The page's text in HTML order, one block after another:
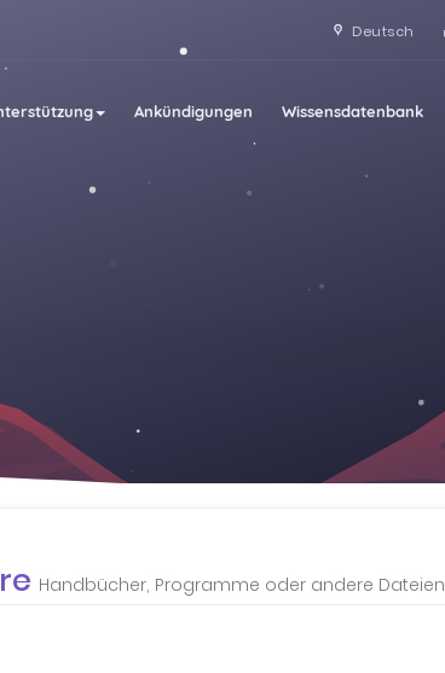
Deutsch
Ankündigungen Wissensdatenbank
Handbücher, Programme oder andere Dateien